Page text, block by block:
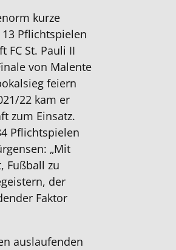
kurze
Pflichtspielen
FC St. Pauli II
von Malente
feiern
22 kam er
zum Einsatz.
Pflichtspielen
„Mit
Fußball zu
der
Faktor
auslaufenden